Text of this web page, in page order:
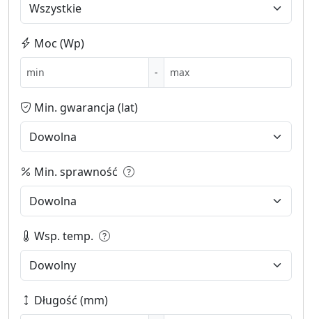
Moc (Wp)
-
Min. gwarancja (lat)
Min. sprawność
Wsp. temp.
Długość (mm)